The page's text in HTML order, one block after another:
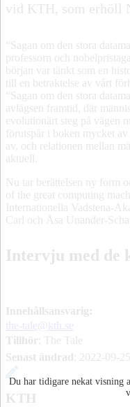
vid KTH, som erhöll
“Sagan om den stora
professorn och
början var tänkt som en
till en betraktelse av vårt
“Sagan om den stora
avlägsen framtid, där
evolutionärt steg på vägen
förutspår i boken mycket
av, och relationen mellan
aktuell.
Nu tar berättelsen ny form
of the great computing
Internationella Vadstena-
Carl och Åsa Unander-
Intervju med de
Du har tidigare nekat visning
Innehållsansvarig:
the-tale@kth.se
Tillhör
: The Tale
Senast ändrad
2022-09-25
KTH